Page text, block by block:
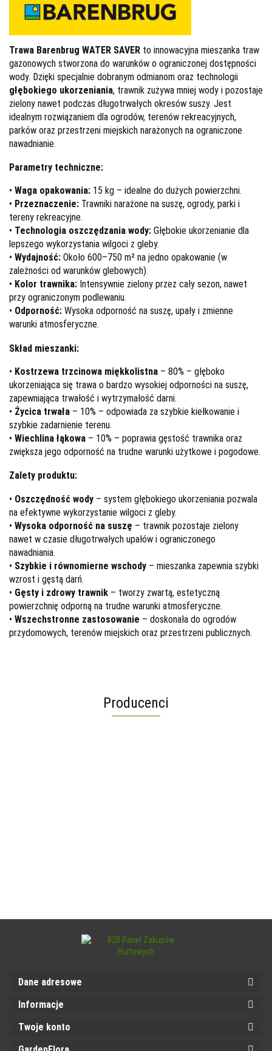
Trawa Barenbrug WATER SAVER to innowacyjna mieszanka traw
gazonowych stworzona do warunków o ograniczonej dostępności
wody. Dzięki specjalnie dobranym odmianom oraz technologii
głębokiego ukorzeniania, trawnik zużywa mniej wody i pozostaje
zielony nawet podczas długotrwałych okresów suszy. Jest
idealnym rozwiązaniem dla ogrodów, terenów rekreacyjnych,
parków oraz przestrzeni miejskich narażonych na ograniczone
nawadnianie.
Parametry techniczne:
• Waga opakowania: 15 kg – idealne do dużych powierzchni.
• Przeznaczenie: Trawniki narażone na suszę, ogrody, parki i
tereny rekreacyjne.
• Technologia oszczędzania wody: Głębokie ukorzenianie dla
lepszego wykorzystania wilgoci z gleby.
• Wydajność: Około 600–750 m² na jedno opakowanie (w
zależności od warunków glebowych).
• Kolor trawnika: Intensywnie zielony przez cały sezon, nawet
przy ograniczonym podlewaniu.
• Odporność: Wysoka odporność na suszę, upały i zmienne
warunki atmosferyczne.
Skład mieszanki:
• Kostrzewa trzcinowa miękkolistna – 80% – głęboko
ukorzeniająca się trawa o bardzo wysokiej odporności na suszę,
zapewniająca trwałość i wytrzymałość darni.
• Życica trwała – 10% – odpowiada za szybkie kiełkowanie i
szybkie zadarnienie terenu.
• Wiechlina łąkowa – 10% – poprawia gęstość trawnika oraz
zwiększa jego odporność na trudne warunki użytkowe i pogodowe.
Zalety produktu:
• Oszczędność wody – system głębokiego ukorzeniania pozwala
na efektywne wykorzystanie wilgoci z gleby.
• Wysoka odporność na suszę – trawnik pozostaje zielony
nawet w czasie długotrwałych upałów i ograniczonego
nawadniania.
• Szybkie i równomierne wschody – mieszanka zapewnia szybki
wzrost i gęstą darń.
• Gęsty i zdrowy trawnik – tworzy zwartą, estetyczną
powierzchnię odporną na trudne warunki atmosferyczne.
• Wszechstronne zastosowanie – doskonała do ogrodów
przydomowych, terenów miejskich oraz przestrzeni publicznych.
Producenci
Dane adresowe
Informacje
Twoje konto